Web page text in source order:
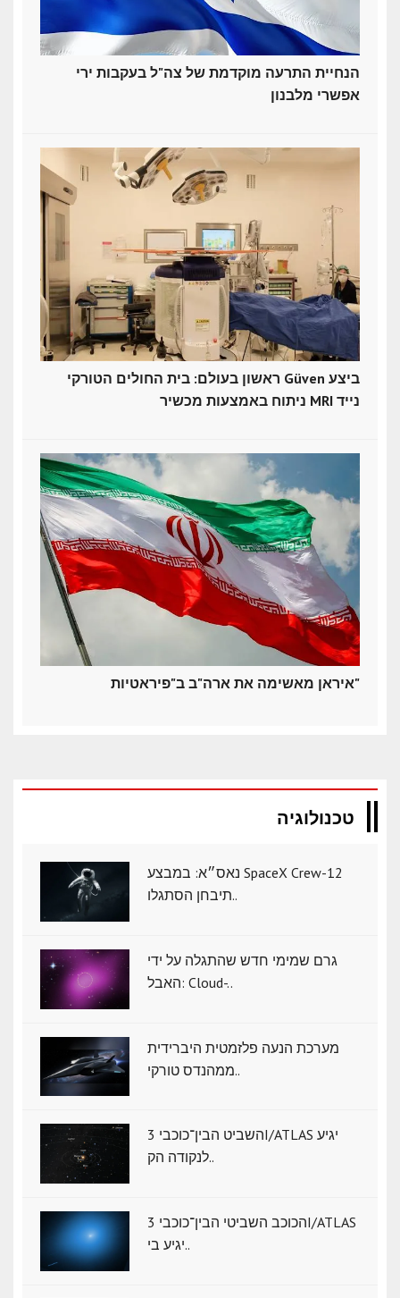
הנחיית התרעה מוקדמת של צה"ל בעקבות ירי
אפשרי מלבנון
ראשון בעולם: בית החולים הטורקי Güven ביצע
ניתוח באמצעות מכשיר MRI נייד
איראן מאשימה את ארה"ב ב"פיראטיות"
טכנולוגיה
נאס״א: במבצע SpaceX Crew-12
תיבחן הסתגלו..
גרם שמימי חדש שהתגלה על ידי
האבל: Cloud-..
מערכת הנעה פלזמטית היברידית
ממהנדס טורקי..
השביט הבין־כוכבי 3I/ATLAS יגיע
לנקודה הק..
הכוכב השביטי הבין־כוכבי 3I/ATLAS
יגיע בי..